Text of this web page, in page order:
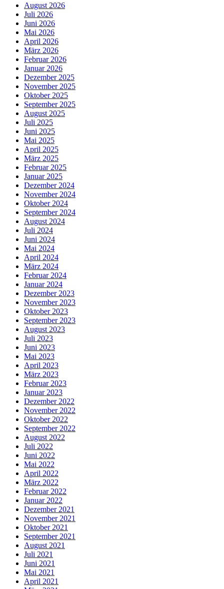
August 2026
Juli 2026
Juni 2026
Mai 2026
April 2026
März 2026
Februar 2026
Januar 2026
Dezember 2025
November 2025
Oktober 2025
September 2025
August 2025
Juli 2025
Juni 2025
Mai 2025
April 2025
März 2025
Februar 2025
Januar 2025
Dezember 2024
November 2024
Oktober 2024
September 2024
August 2024
Juli 2024
Juni 2024
Mai 2024
April 2024
März 2024
Februar 2024
Januar 2024
Dezember 2023
November 2023
Oktober 2023
September 2023
August 2023
Juli 2023
Juni 2023
Mai 2023
April 2023
März 2023
Februar 2023
Januar 2023
Dezember 2022
November 2022
Oktober 2022
September 2022
August 2022
Juli 2022
Juni 2022
Mai 2022
April 2022
März 2022
Februar 2022
Januar 2022
Dezember 2021
November 2021
Oktober 2021
September 2021
August 2021
Juli 2021
Juni 2021
Mai 2021
April 2021